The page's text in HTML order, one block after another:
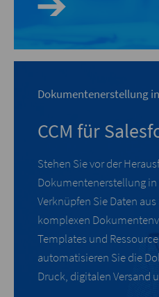
Dokumentenerstellung
CCM für
Stehen Sie vor der
Dokumentenerstellung
Verknüpfen Sie Daten
komplexen
Templates und
automatisieren Sie die
Druck, digitalen Versand